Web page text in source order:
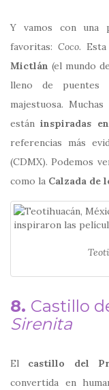
Y vamos con una
favoritas: Coco.
Mictlán (el mundo
lleno de puentes
majestuosa.
están inspiradas
referencias más
(CDMX). Podemos
como la Calzada de
8. Castillo
Sirenita
El castillo del
convertida en